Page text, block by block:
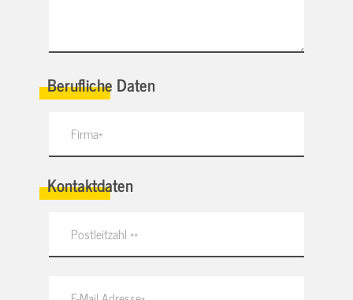
Berufliche Daten
Kontaktdaten